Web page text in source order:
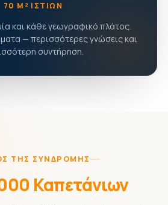
70 Μ² ΙΣΤΊΩΝ
και κάθε γεωγραφικό πλάτος.
— περισσότερες γνώσεις και
συντήρηση.
ΤΗΣ ΣΥΝΔΡΟΜΉΣ
Καπετάνιων